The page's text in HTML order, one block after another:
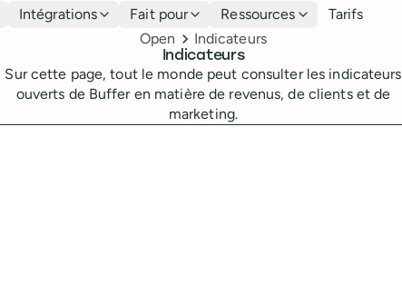
Intégrations Fait pour Ressources Tarifs
Breadcrumbs
Open Indicateurs
Indicateurs
Sur cette page, tout le monde peut consulter les indicateurs
ouverts de Buffer en matière de revenus, de clients et de
marketing.